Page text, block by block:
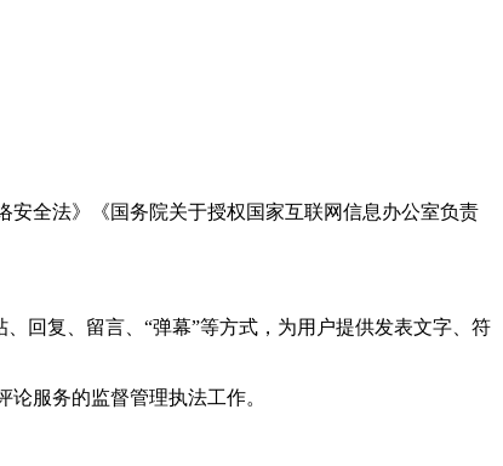
全法》《国务院关于授权国家互联网信息办公室负责
回复、留言、“弹幕”等方式，为用户提供发表文字、符
服务的监督管理执法工作。